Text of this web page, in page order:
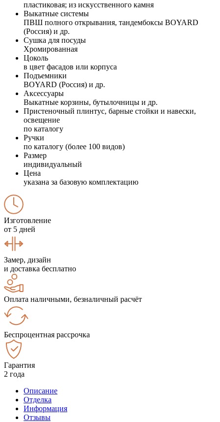
пластиковая; из искусственного камня
Выкатные системы
ПВШ полного открывания, тандембоксы BOYARD
(Россия) и др.
Сушка для посуды
Хромированная
Цоколь
в цвет фасадов или корпуса
Подъемники
BOYARD (Россия) и др.
Аксессуары
Выкатные корзины, бутылочницы и др.
Пристеночный плинтус, барные стойки и навески,
освещение
по каталогу
Ручки
по каталогу (более 100 видов)
Размер
индивидуальный
Цена
указана за базовую комплектацию
Изготовление
от 5 дней
Замер, дизайн
и доставка бесплатно
Оплата наличными, безналичный расчёт
Беспроцентная рассрочка
Гарантия
2 года
Описание
Отделка
Информация
Отзывы